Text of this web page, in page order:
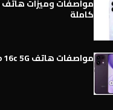
كاملة
مواصفات هاتف Oppo Reno 16c 5G كاملة